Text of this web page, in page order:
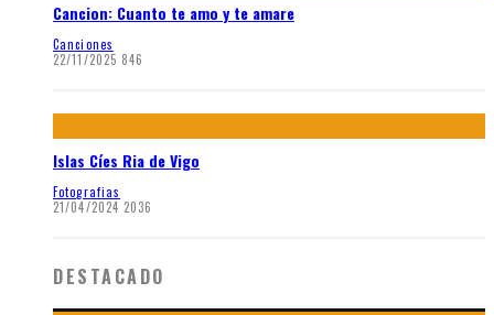
Cancion: Cuanto te amo y te amare
Canciones
22/11/2025 846
Islas Cíes Ria de Vigo
Fotografias
21/04/2024 2036
DESTACADO